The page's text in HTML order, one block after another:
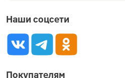
Наши соцсети
Покупателям